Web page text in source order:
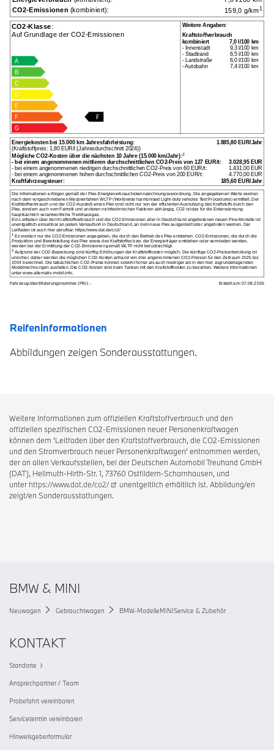
Reifeninformationen
Abbildungen zeigen Sonderausstattungen.
Weitere Informationen zum offiziellen Kraftstoffverbrauch und den
offiziellen spezifischen CO2-Emissionen neuer Personenkraftwagen
können dem 'Leitfaden über den Kraftstoffverbrauch, die CO2-Emissionen
und den Stromverbrauch neuer Personenkraftwagen' entnommen werden,
der an allen Verkaufsstellen, bei der Deutschen Automobil Treuhand GmbH
(DAT), Hellmuth-Hirth-Str. 1, 73760 Ostfildern-Scharnhausen, und
unter https://www.dat.de/co2/
unentgeltlich erhältlich ist. Abbildung/en
zeigt/en Sonderausstattungen.
BMW & MINI
Neuwagen Gebrauchtwagen BMW-ModelleMINIService & Zubehör
KONTAKT
Standorte
Ansprechpartner / Team
Probefahrt vereinbaren
Servicetermin vereinbaren
Hinweisgeberformular